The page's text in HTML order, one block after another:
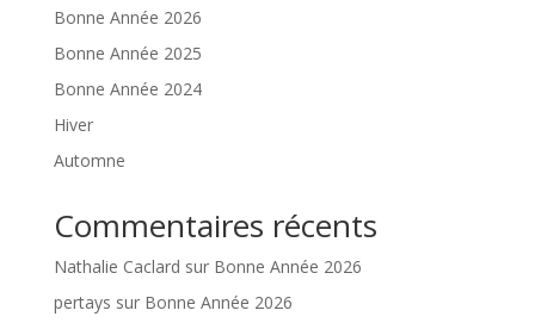
Bonne Année 2026
Bonne Année 2025
Bonne Année 2024
Hiver
Automne
Commentaires récents
Nathalie Caclard sur Bonne Année 2026
pertays sur Bonne Année 2026